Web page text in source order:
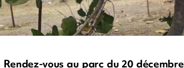
Rendez-vous au parc du 20